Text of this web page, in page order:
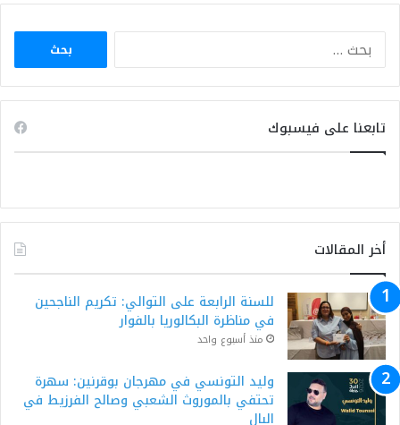
البحث
تابعنا على فيسبوك
أخر المقالات
للسنة الرابعة على التوالي: تكريم الناجحين
في مناظرة البكالوريا بالفوار
منذ أسبوع واحد
وليد التونسي في مهرجان بوقرنين: سهرة
تحتفي بالموروث الشعبي وصالح الفرزيط في
البال